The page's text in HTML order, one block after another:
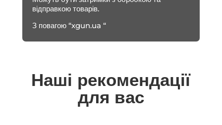
відправкою товарів.
З повагою “xgun.ua “
Наші рекомендації
для вас